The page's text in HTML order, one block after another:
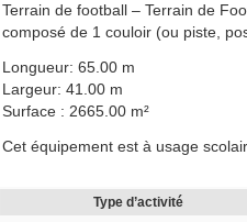
Terrain de football – Terrain de
composé de 1 couloir (ou piste,
Longueur: 65.00 m
Largeur: 41.00 m
Surface : 2665.00 m²
Cet équipement est à usage
Type d’activité